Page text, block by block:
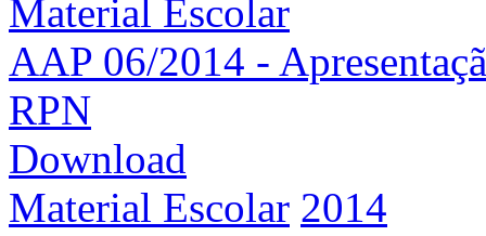
Material Escolar
AAP 06/2014 -
RPN
Download
Material Escolar 2014